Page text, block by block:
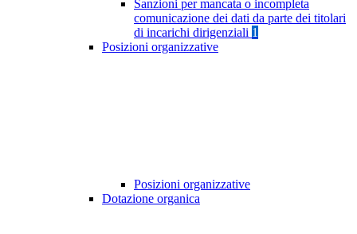
Sanzioni per mancata o incompleta
comunicazione dei dati da parte dei titolari
di incarichi dirigenziali 1
Posizioni organizzative
Posizioni organizzative
Dotazione organica